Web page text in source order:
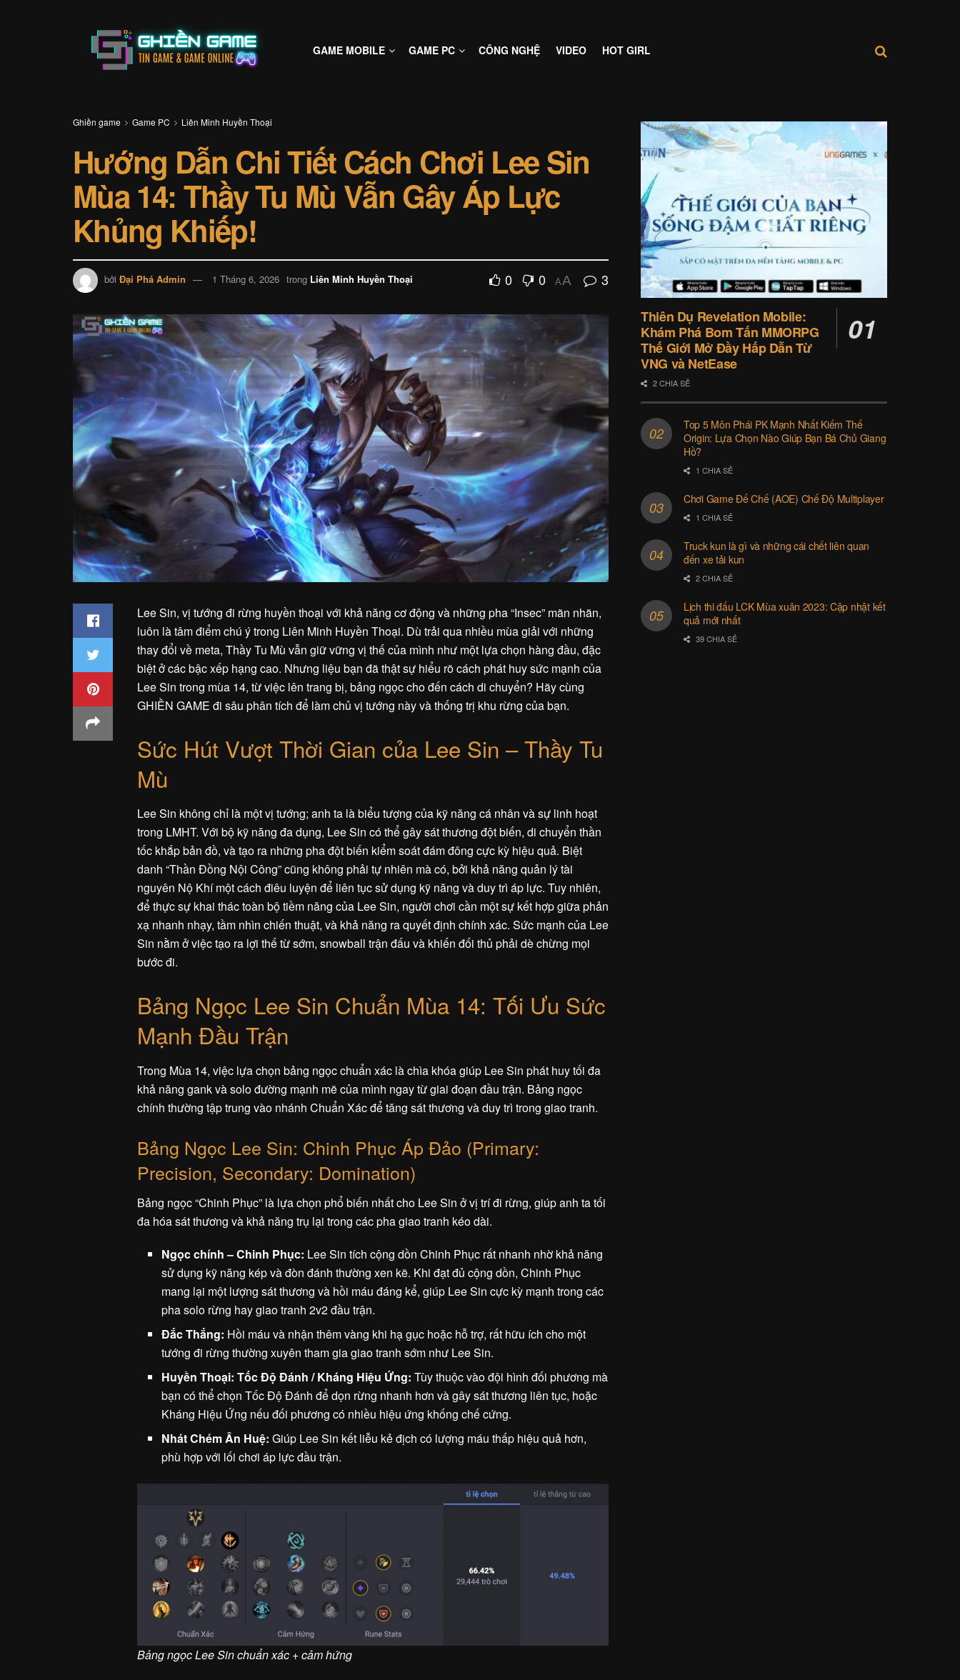
GAME MOBILE GAME PC CÔNG NGHỆ VIDEO HOT GIRL
Ghiền game Game PC Liên Minh Huyền Thoại
Hướng Dẫn Chi Tiết Cách Chơi Lee Sin
Mùa 14: Thầy Tu Mù Vẫn Gây Áp Lực
Khủng Khiếp!
bởi Đại Phá Admin 1 Tháng 6, 2026 trong Liên Minh Huyền Thoại 0 0 AA 3
Lee Sin, vị tướng đi rừng huyền thoại với khả năng cơ động và những pha “Insec” mãn nhãn,
luôn là tâm điểm chú ý trong Liên Minh Huyền Thoại. Dù trải qua nhiều mùa giải với những
thay đổi về meta, Thầy Tu Mù vẫn giữ vững vị thế của mình như một lựa chọn hàng đầu, đặc
biệt ở các bậc xếp hạng cao. Nhưng liệu bạn đã thật sự hiểu rõ cách phát huy sức mạnh của
Lee Sin trong mùa 14, từ việc lên trang bị, bảng ngọc cho đến cách di chuyển? Hãy cùng
GHIỀN GAME đi sâu phân tích để làm chủ vị tướng này và thống trị khu rừng của bạn.
Sức Hút Vượt Thời Gian của Lee Sin – Thầy Tu
Mù
Lee Sin không chỉ là một vị tướng; anh ta là biểu tượng của kỹ năng cá nhân và sự linh hoạt
trong LMHT. Với bộ kỹ năng đa dụng, Lee Sin có thể gây sát thương đột biến, di chuyển thần
tốc khắp bản đồ, và tạo ra những pha đột biến kiểm soát đám đông cực kỳ hiệu quả. Biệt
danh “Thần Đồng Nội Công” cũng không phải tự nhiên mà có, bởi khả năng quản lý tài
nguyên Nộ Khí một cách điêu luyện để liên tục sử dụng kỹ năng và duy trì áp lực. Tuy nhiên,
để thực sự khai thác toàn bộ tiềm năng của Lee Sin, người chơi cần một sự kết hợp giữa phản
xạ nhanh nhạy, tầm nhìn chiến thuật, và khả năng ra quyết định chính xác. Sức mạnh của Lee
Sin nằm ở việc tạo ra lợi thế từ sớm, snowball trận đấu và khiến đối thủ phải dè chừng mọi
bước đi.
Bảng Ngọc Lee Sin Chuẩn Mùa 14: Tối Ưu Sức
Mạnh Đầu Trận
Trong Mùa 14, việc lựa chọn bảng ngọc chuẩn xác là chìa khóa giúp Lee Sin phát huy tối đa
khả năng gank và solo đường mạnh mẽ của mình ngay từ giai đoạn đầu trận. Bảng ngọc
chính thường tập trung vào nhánh Chuẩn Xác để tăng sát thương và duy trì trong giao tranh.
Bảng Ngọc Lee Sin: Chinh Phục Áp Đảo (Primary:
Precision, Secondary: Domination)
Bảng ngọc “Chinh Phục” là lựa chọn phổ biến nhất cho Lee Sin ở vị trí đi rừng, giúp anh ta tối
đa hóa sát thương và khả năng trụ lại trong các pha giao tranh kéo dài.
Ngọc chính – Chinh Phục: Lee Sin tích cộng dồn Chinh Phục rất nhanh nhờ khả năng
sử dụng kỹ năng kép và đòn đánh thường xen kẽ. Khi đạt đủ cộng dồn, Chinh Phục
mang lại một lượng sát thương và hồi máu đáng kể, giúp Lee Sin cực kỳ mạnh trong các
pha solo rừng hay giao tranh 2v2 đầu trận.
Đắc Thắng: Hồi máu và nhận thêm vàng khi hạ gục hoặc hỗ trợ, rất hữu ích cho một
tướng đi rừng thường xuyên tham gia giao tranh sớm như Lee Sin.
Huyền Thoại: Tốc Độ Đánh / Kháng Hiệu Ứng: Tùy thuộc vào đội hình đối phương mà
bạn có thể chọn Tốc Độ Đánh để dọn rừng nhanh hơn và gây sát thương liên tục, hoặc
Kháng Hiệu Ứng nếu đối phương có nhiều hiệu ứng khống chế cứng.
Nhát Chém Ân Huệ: Giúp Lee Sin kết liễu kẻ địch có lượng máu thấp hiệu quả hơn,
phù hợp với lối chơi áp lực đầu trận.
Bảng ngọc Lee Sin chuẩn xác + cảm hứng
Thiên Dụ Revelation Mobile:
Khám Phá Bom Tấn MMORPG
Thế Giới Mở Đầy Hấp Dẫn Từ
VNG và NetEase
2 CHIA SẺ
Top 5 Môn Phái PK Mạnh Nhất Kiếm Thế
Origin: Lựa Chọn Nào Giúp Bạn Bá Chủ Giang
Hồ?
1 CHIA SẺ
Chơi Game Đế Chế (AOE) Chế Độ Multiplayer
1 CHIA SẺ
Truck kun là gì và những cái chết liên quan
đến xe tải kun
2 CHIA SẺ
Lịch thi đấu LCK Mùa xuân 2023: Cập nhật kết
quả mới nhất
39 CHIA SẺ